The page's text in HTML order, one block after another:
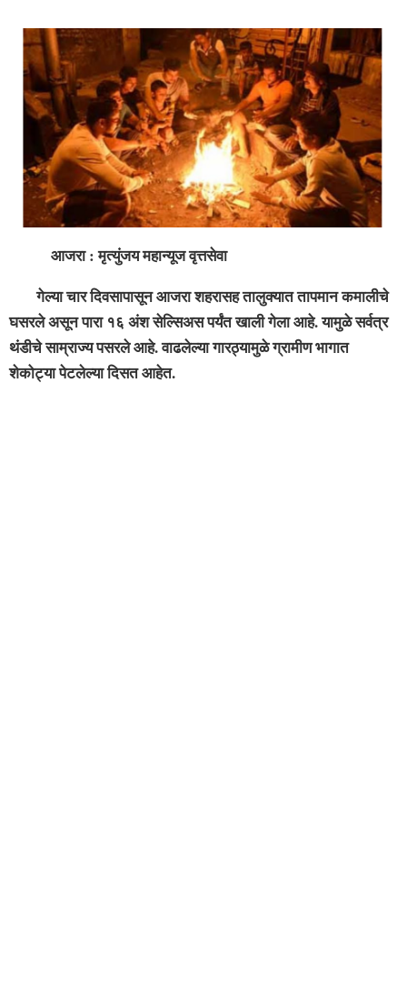
आजरा : मृत्युंजय महान्यूज वृत्तसेवा
गेल्या चार दिवसापासून आजरा शहरासह तालुक्यात तापमान कमालीचे
घसरले असून पारा १६ अंश सेल्सिअस पर्यंत खाली गेला आहे. यामुळे सर्वत्र
थंडीचे साम्राज्य पसरले आहे. वाढलेल्या गारठ्यामुळे ग्रामीण भागात
शेकोट्या पेटलेल्या दिसत आहेत.